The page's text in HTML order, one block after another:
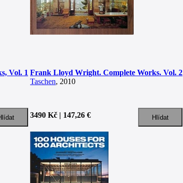
Vol. 1 Frank Lloyd Wright. Complete Works. Vol. 2
Taschen, 2010
3490 Kč | 147,26 €